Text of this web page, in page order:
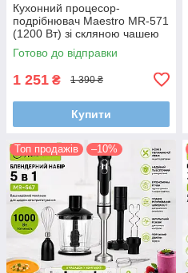
Кухонний процесор-
подрібнювач Maestro MR-571
(1200 Вт) зі скляною чашею
1.5 л
Готово до відправки
1 251 ₴ 1 390 ₴
Купити
Топ продажів –10%